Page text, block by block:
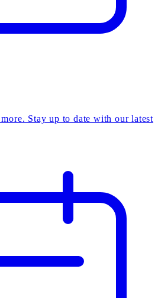
Stay up to date with our latest